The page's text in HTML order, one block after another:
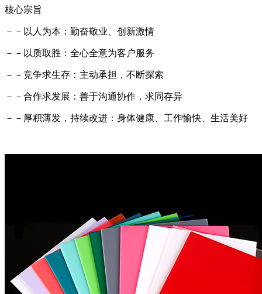
核心宗旨
－－以人为本：勤奋敬业、创新激情
－－以质取胜：全心全意为客户服务
－－竞争求生存：主动承担，不断探索
－－合作求发展：善于沟通协作，求同存异
－－厚积薄发，持续改进：身体健康、工作愉快、生活美好